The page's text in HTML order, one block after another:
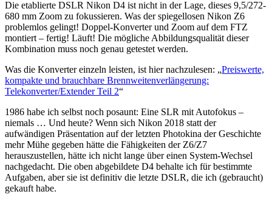
Die etablierte DSLR Nikon D4 ist nicht in der Lage, dieses 9,5/272-
680 mm Zoom zu fokussieren. Was der spiegellosen Nikon Z6
problemlos gelingt! Doppel-Konverter und Zoom auf dem FTZ
montiert – fertig! Läuft! Die mögliche Abbildungsqualität dieser
Kombination muss noch genau getestet werden.
Was die Konverter einzeln leisten, ist hier nachzulesen: „Preiswerte,
kompakte und brauchbare Brennweitenverlängerung:
Telekonverter/Extender Teil 2“
1986 habe ich selbst noch posaunt: Eine SLR mit Autofokus –
niemals … Und heute? Wenn sich Nikon 2018 statt der
aufwändigen Präsentation auf der letzten Photokina der Geschichte
mehr Mühe gegeben hätte die Fähigkeiten der Z6/Z7
herauszustellen, hätte ich nicht lange über einen System-Wechsel
nachgedacht. Die oben abgebildete D4 behalte ich für bestimmte
Aufgaben, aber sie ist definitiv die letzte DSLR, die ich (gebraucht)
gekauft habe.